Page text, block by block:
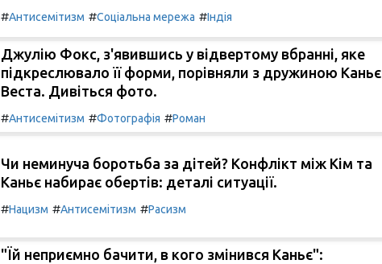
#Антисемітизм #Соціальна мережа #Індія
Джулію Фокс, з'явившись у відвертому вбранні, яке
підкреслювало її форми, порівняли з дружиною Каньє
Веста. Дивіться фото.
#Антисемітизм #Фотографія #Роман
Чи неминуча боротьба за дітей? Конфлікт між Кім та
Каньє набирає обертів: деталі ситуації.
#Нацизм #Антисемітизм #Расизм
"Їй неприємно бачити, в кого змінився Каньє":